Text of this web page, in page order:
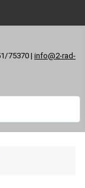
75370 | info@2-rad-